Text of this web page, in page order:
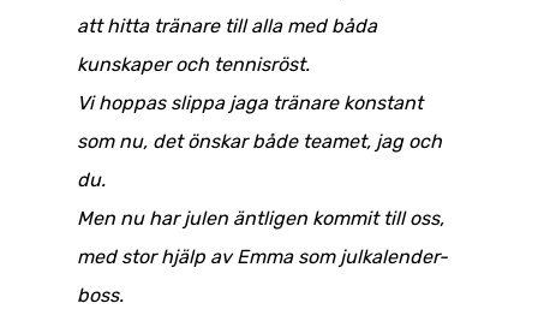
att hitta tränare till alla med båda
kunskaper och tennisröst.
Vi hoppas slippa jaga tränare konstant
som nu, det önskar både teamet, jag och
du.
Men nu har julen äntligen kommit till oss,
med stor hjälp av Emma som julkalender-
boss.